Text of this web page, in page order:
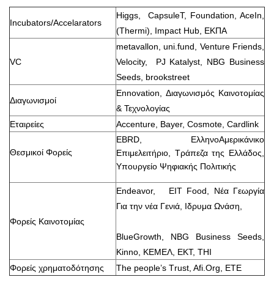
Incubators/Accelarators
Higgs, CapsuleT, Foundation, AceIn,
(Thermi), Impact Hub, EKΠΑ
VC
metavallon, uni.fund, Venture Friends,
Velocity, PJ Katalyst, ΝΒG Business
Seeds, brookstreet
Διαγωνισμοί
Ennovation, Διαγωνισμός Καινοτομίας
& Τεχνολογίας
Εταιρείες
Accenture, Bayer, Cosmote, Cardlink
Θεσμικοί Φορείς
EBRD, ΕλληνοΑμερικάνικο
Επιμελειτήριο, Τράπεζα της Ελλάδος,
Υπουργείο Ψηφιακής Πολιτικής
Φορείς Καινοτομίας
Endeavor, EIT Food, Νέα Γεωργία
Για την νέα Γενιά, Ιδρυμα Ωνάση,
BlueGrowth, NBG Business Seeds,
Kinno, KEMEΛ, ΕΚΤ, ΤHI
Φορείς χρηματοδότησης
The people’s Τrust, Afi.Org, ETE